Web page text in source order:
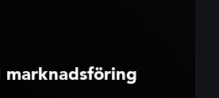
marknadsföring